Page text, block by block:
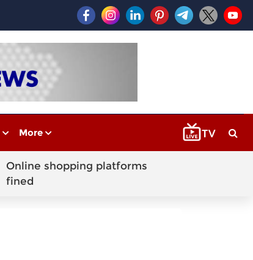
More
Online shopping platforms
fined